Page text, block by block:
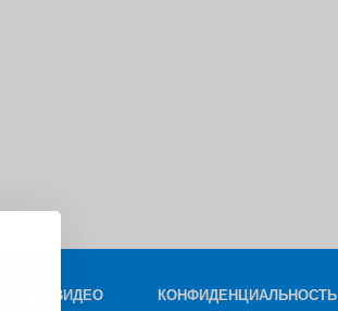
ФОТО И ВИДЕО КОНФИДЕНЦИАЛЬНОСТЬ